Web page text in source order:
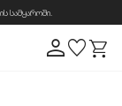
სამყაროში.